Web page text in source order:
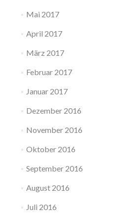
Mai 2017
April 2017
März 2017
Februar 2017
Januar 2017
Dezember 2016
November 2016
Oktober 2016
September 2016
August 2016
Juli 2016